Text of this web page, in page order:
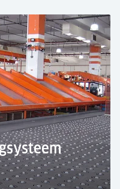
van Hongkong
en